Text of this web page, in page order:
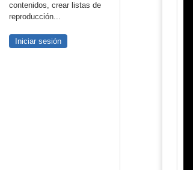
contenidos, crear listas de
reproducción...
Iniciar sesión